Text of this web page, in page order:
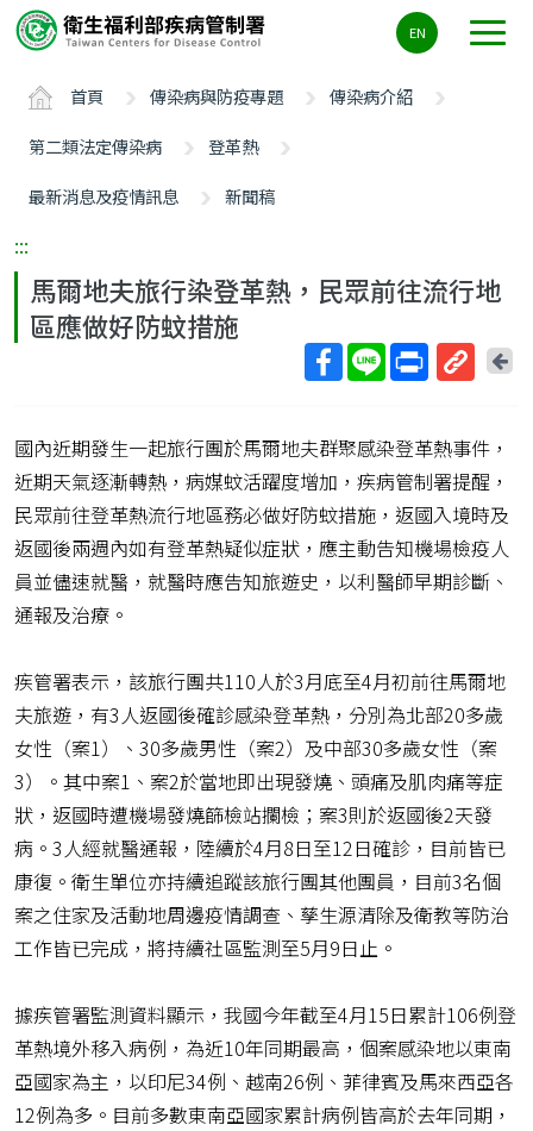
要
ALT+C
EN
首頁 傳染病與防疫專題
傳染病介紹
第二類法定傳染病
登革熱
最新消息及疫情訊息
新聞稿
:::
馬爾地夫旅行染登革熱，民眾前往流行地
區應做好防蚊措施
短
網
址
回
國內近期發生一起旅行團於馬爾地夫群聚感染登革熱事件，
近期天氣逐漸轉熱，病媒蚊活躍度增加，疾病管制署提醒，
民眾前往登革熱流行地區務必做好防蚊措施，返國入境時及
返國後兩週內如有登革熱疑似症狀，應主動告知機場檢疫人
員並儘速就醫，就醫時應告知旅遊史，以利醫師早期診斷、
通報及治療。
疾管署表示，該旅行團共110人於3月底至4月初前往馬爾地
夫旅遊，有3人返國後確診感染登革熱，分別為北部20多歲
女性（案1）、30多歲男性（案2）及中部30多歲女性（案
3）。其中案1、案2於當地即出現發燒、頭痛及肌肉痛等症
狀，返國時遭機場發燒篩檢站攔檢；案3則於返國後2天發
病。3人經就醫通報，陸續於4月8日至12日確診，目前皆已
康復。衛生單位亦持續追蹤該旅行團其他團員，目前3名個
案之住家及活動地周邊疫情調查、孳生源清除及衛教等防治
工作皆已完成，將持續社區監測至5月9日止。
據疾管署監測資料顯示，我國今年截至4月15日累計106例登
革熱境外移入病例，為近10年同期最高，個案感染地以東南
亞國家為主，以印尼34例、越南26例、菲律賓及馬來西亞各
12例為多。目前多數東南亞國家累計病例皆高於去年同期，